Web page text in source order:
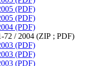
(PDF)
(PDF)
(PDF)
72 / 2004 (ZIP ; PDF)
(PDF)
(PDF)
(PDF)